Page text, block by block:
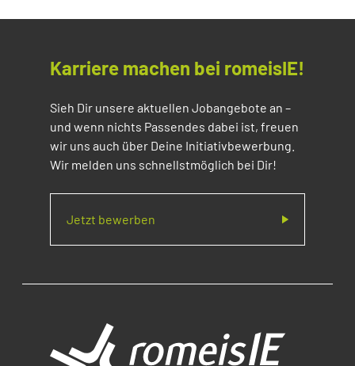
Karriere machen bei romeisIE!
Sieh Dir unsere aktuellen Jobangebote an –
und wenn nichts Passendes dabei ist, freuen
wir uns auch über Deine Initiativbewerbung.
Wir melden uns schnellstmöglich bei Dir!
Jetzt bewerben